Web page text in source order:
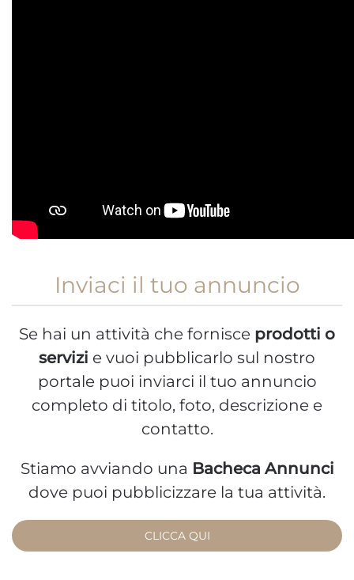
Inviaci il tuo annuncio
Se hai un attività che fornisce prodotti o
servizi e vuoi pubblicarlo sul nostro
portale puoi inviarci il tuo annuncio
completo di titolo, foto, descrizione e
contatto.
Stiamo avviando una Bacheca Annunci
dove puoi pubblicizzare la tua attività.
CLICCA QUI